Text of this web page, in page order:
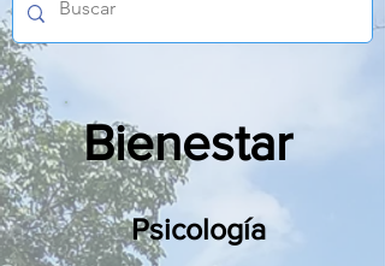
Bienestar
Psicología